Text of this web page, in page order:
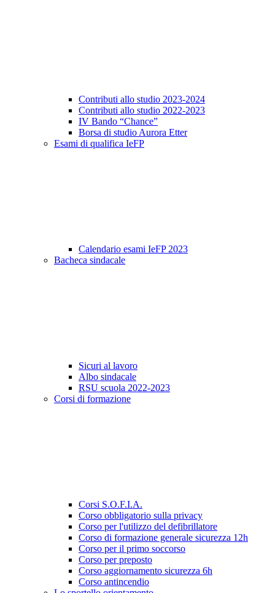
Contributi allo studio 2023-2024
Contributi allo studio 2022-2023
IV Bando “Chance”
Borsa di studio Aurora Etter
Esami di qualifica IeFP
Calendario esami IeFP 2023
Bacheca sindacale
Sicuri al lavoro
Albo sindacale
RSU scuola 2022-2023
Corsi di formazione
Corsi S.O.F.I.A.
Corso obbligatorio sulla privacy
Corso per l'utilizzo del defibrillatore
Corso di formazione generale sicurezza 12h
Corso per il primo soccorso
Corso per preposto
Corso aggiornamento sicurezza 6h
Corso antincendio